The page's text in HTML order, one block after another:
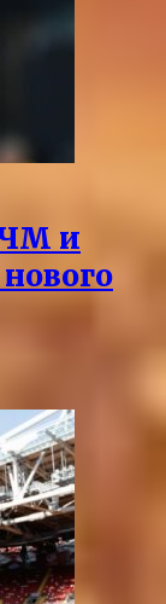
ЧМ и